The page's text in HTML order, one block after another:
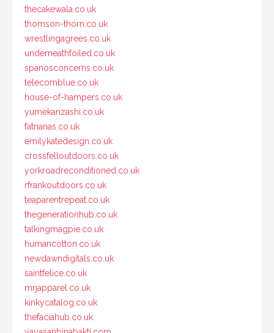
thecakewala.co.uk
thomson-thorn.co.uk
wrestlingagrees.co.uk
underneathfoiled.co.uk
spanosconcerns.co.uk
telecomblue.co.uk
house-of-hampers.co.uk
yumekanzashi.co.uk
fatnanas.co.uk
emilykatedesign.co.uk
crossfelloutdoors.co.uk
yorkroadreconditioned.co.uk
rfrankoutdoors.co.uk
teaparentrepeat.co.uk
thegenerationhub.co.uk
talkingmagpie.co.uk
humancotton.co.uk
newdawndigitals.co.uk
saintfelice.co.uk
mrjapparel.co.uk
kinkycatalog.co.uk
thefaciahub.co.uk